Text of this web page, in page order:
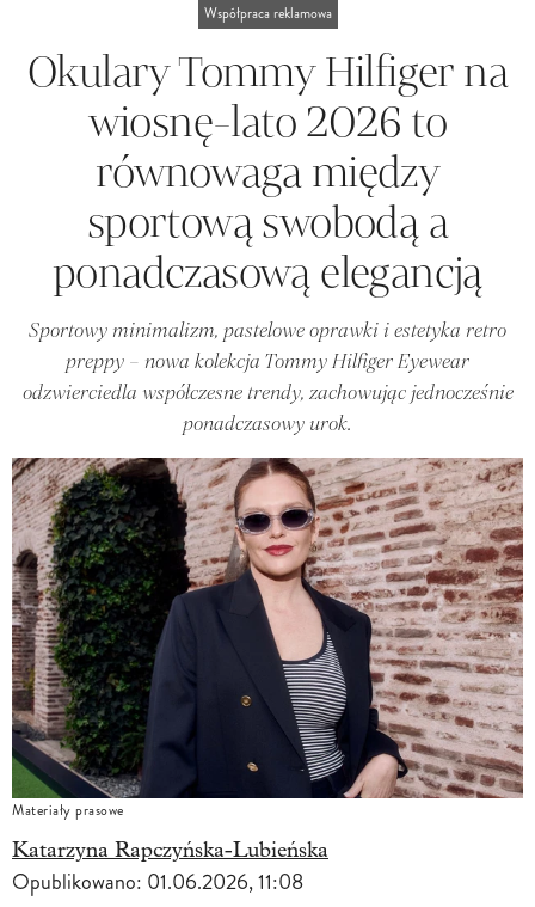
Współpraca reklamowa
Okulary Tommy Hilfiger na
wiosnę-lato 2026 to
równowaga między
sportową swobodą a
ponadczasową elegancją
Sportowy minimalizm, pastelowe oprawki i estetyka retro
preppy – nowa kolekcja Tommy Hilfiger Eyewear
odzwierciedla współczesne trendy, zachowując jednocześnie
ponadczasowy urok.
Materiały prasowe
Katarzyna Rapczyńska-Lubieńska
Opublikowano: 01.06.2026, 11:08